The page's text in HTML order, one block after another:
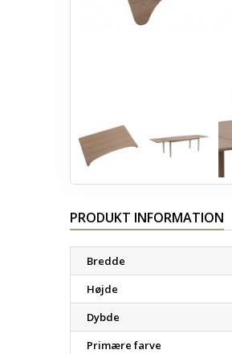
PRODUKT INFORMATION
Bredde
Højde
Dybde
Primære farve